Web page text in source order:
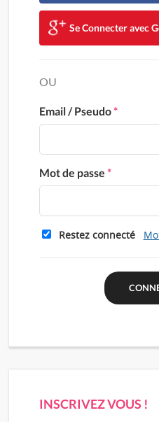
Se Connecter avec
OU
Email / Pseudo*
Mot de passe *
Restez connecté
INSCRIVEZ VOUS !